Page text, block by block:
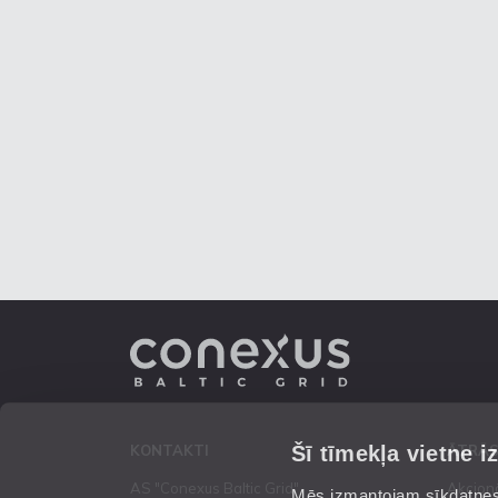
Šī tīmekļa vietne
AS "Conexus Baltic Grid"